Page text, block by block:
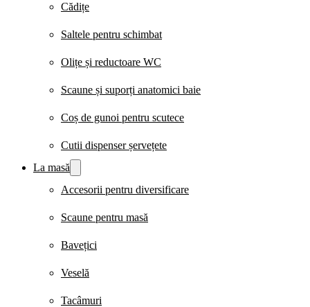
Cădițe
Saltele pentru schimbat
Olițe și reductoare WC
Scaune și suporți anatomici baie
Coș de gunoi pentru scutece
Cutii dispenser șervețete
La masă
Accesorii pentru diversificare
Scaune pentru masă
Bavețici
Veselă
Tacâmuri